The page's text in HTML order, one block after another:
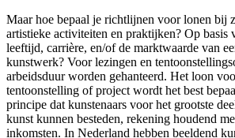
Maar hoe bepaal je richtlijnen voor lonen bij
artistieke activiteiten en praktijken? Op basis
leeftijd, carrière, en/of de marktwaarde van
kunstwerk? Voor lezingen en
arbeidsduur worden gehanteerd. Het loon
tentoonstelling of project wordt het best
principe dat kunstenaars voor het grootste
kunst kunnen besteden, rekening houdend
inkomsten. In Nederland hebben beeldend